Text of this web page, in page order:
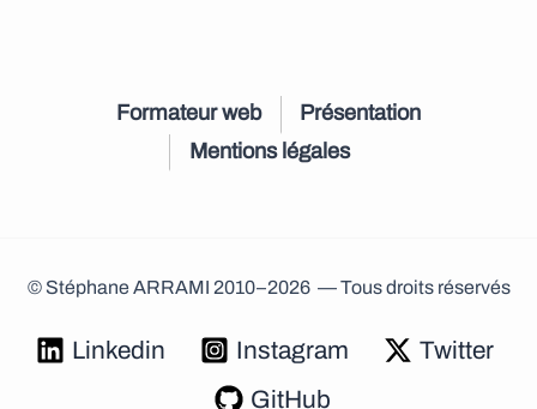
Formateur web
Présentation
Mentions légales
© Stéphane ARRAMI 2010–2026 — Tous droits réservés
Linkedin Instagram
Twitter
GitHub